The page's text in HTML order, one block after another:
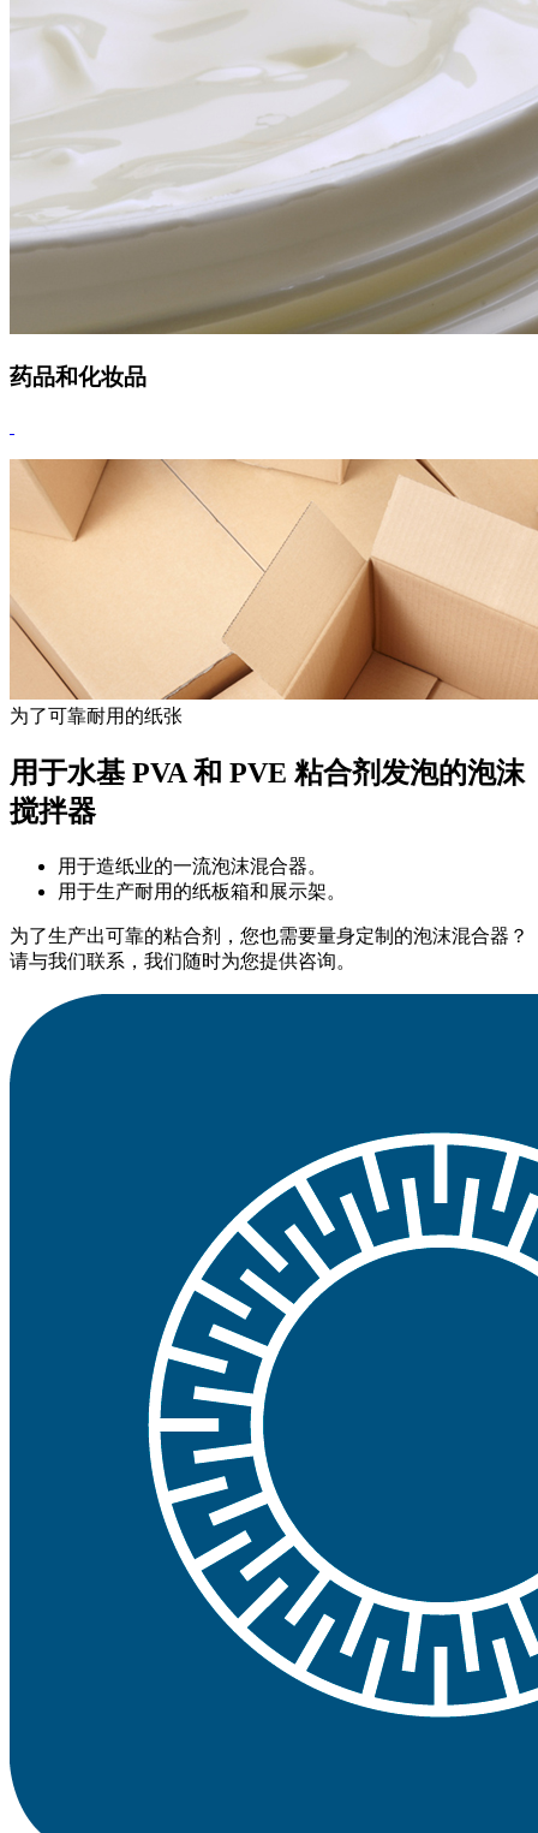
药品和化妆品
为了可靠耐用的纸张
用于水基 PVA 和 PVE 粘合剂发泡的泡沫
搅拌器
用于造纸业的一流泡沫混合器。
用于生产耐用的纸板箱和展示架。
为了生产出可靠的粘合剂，您也需要量身定制的泡沫混合器？
请与我们联系，我们随时为您提供咨询。